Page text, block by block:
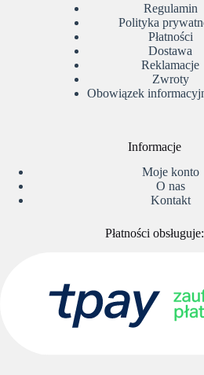
Regulamin
Polityka
Płatności
Dostawa
Reklamacje
Zwroty
Obowiązek
Informacje
Moje konto
O nas
Kontakt
Płatności obsługuje: